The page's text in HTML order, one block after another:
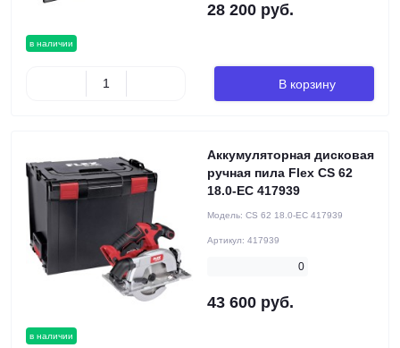
в наличии
28 200 руб.
В корзину
в наличии
Аккумуляторная дисковая
ручная пила Flex CS 62
18.0-EC 417939
Модель: CS 62 18.0-EC 417939
Артикул: 417939
0
43 600 руб.